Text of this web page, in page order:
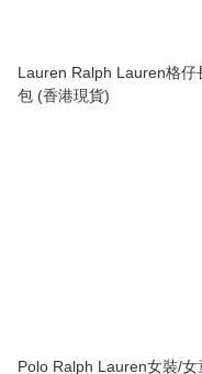
Lauren Ralph Lauren格仔
包 (香港現貨)
Polo Ralph Lauren女裝/女